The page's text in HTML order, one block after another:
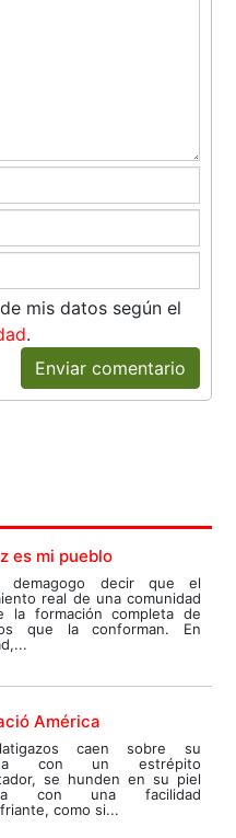
mis datos según el
.
Enviar comentario
es mi pueblo
demagogo decir que el
real de una comunidad
la formación completa de
que la conforman. En
América
caen sobre su
con un estrépito
se hunden en su piel
con una facilidad
como si...